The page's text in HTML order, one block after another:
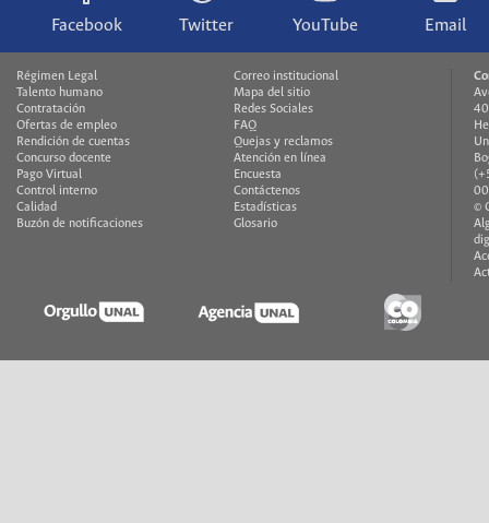
Facebook Twitter YouTube Email
Régimen Legal
Talento humano
Contratación
Ofertas de empleo
Rendición de cuentas
Concurso docente
Pago Virtual
Control interno
Calidad
Buzón de notificaciones
Correo institucional
Mapa del sitio
Redes Sociales
FAQ
Quejas y reclamos
Atención en línea
Encuesta
Contáctenos
Estadísticas
Glosario
©